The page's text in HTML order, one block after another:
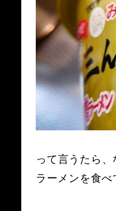
って言うたら
ラーメンを食べ